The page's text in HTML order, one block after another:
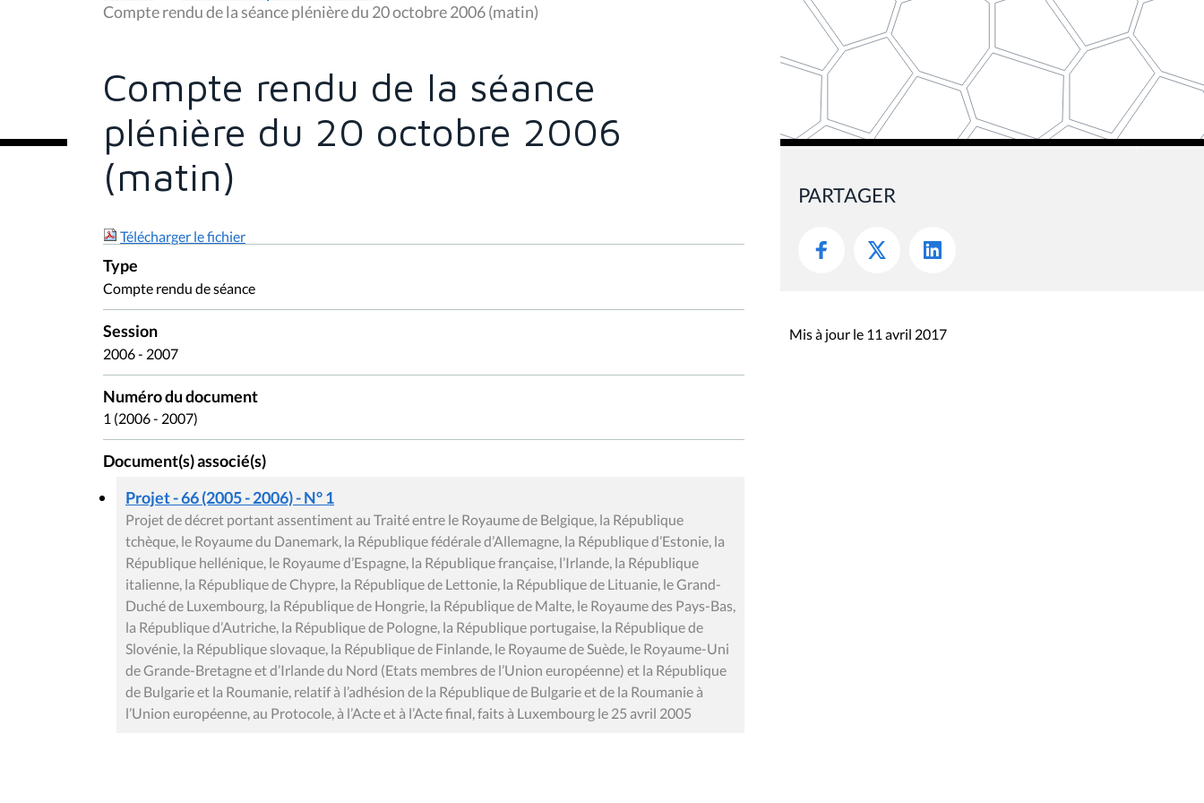
u
s
s
i
:
Compte rendu de la séance plénière du 20 octobre 2006 (matin)
Compte rendu de la séance
plénière du 20 octobre 2006
(matin)
Télécharger le fichier
Type
Compte rendu de séance
Session
2006 - 2007
Numéro du document
1 (2006 - 2007)
Document(s) associé(s)
Projet - 66 (2005 - 2006) - N° 1
Projet de décret portant assentiment au Traité entre le Royaume de Belgique, la République
tchèque, le Royaume du Danemark, la République fédérale d’Allemagne, la République d’Estonie, la
République hellénique, le Royaume d’Espagne, la République française, l’Irlande, la République
italienne, la République de Chypre, la République de Lettonie, la République de Lituanie, le Grand-
Duché de Luxembourg, la République de Hongrie, la République de Malte, le Royaume des Pays-Bas,
la République d’Autriche, la République de Pologne, la République portugaise, la République de
Slovénie, la République slovaque, la République de Finlande, le Royaume de Suède, le Royaume-Uni
de Grande-Bretagne et d’Irlande du Nord (Etats membres de l’Union européenne) et la République
de Bulgarie et la Roumanie, relatif à l’adhésion de la République de Bulgarie et de la Roumanie à
l’Union européenne, au Protocole, à l’Acte et à l’Acte final, faits à Luxembourg le 25 avril 2005
PARTAGER
Mis à jour le 11 avril 2017